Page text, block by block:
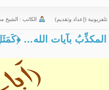
تلفزيونية (إعداد وتقديم) الكاتب : الشیخ
ح6: المكذِّبُ بآيات الله…